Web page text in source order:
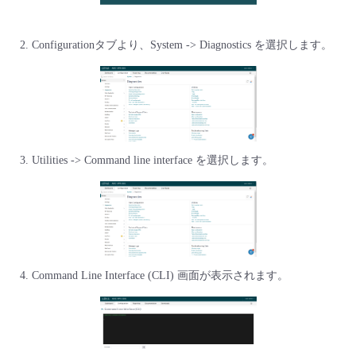
Configurationタブより、System -> Diagnostics を選択します。
Utilities -> Command line interface を選択します。
Command Line Interface (CLI) 画面が表示されます。